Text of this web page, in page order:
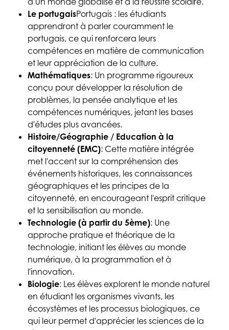
Le portugaisPortugais : les étudiants
apprendront à parler couramment le
portugais, ce qui renforcera leurs
compétences en matière de communication
et leur appréciation de la culture.
Mathématiques: Un programme rigoureux
conçu pour développer la résolution de
problèmes, la pensée analytique et les
compétences numériques, jetant les bases
d'études plus avancées.
Histoire/Géographie / Education à la
citoyenneté (EMC): Cette matière intégrée
met l'accent sur la compréhension des
événements historiques, les connaissances
géographiques et les principes de la
citoyenneté, en encourageant l'esprit critique
et la sensibilisation au monde.
Technologie (à partir du 5ème): Une
approche pratique et théorique de la
technologie, initiant les élèves au monde
numérique, à la programmation et à
l'innovation.
Biologie: Les élèves explorent le monde naturel
en étudiant les organismes vivants, les
écosystèmes et les processus biologiques, ce
qui leur permet d'apprécier les sciences de la